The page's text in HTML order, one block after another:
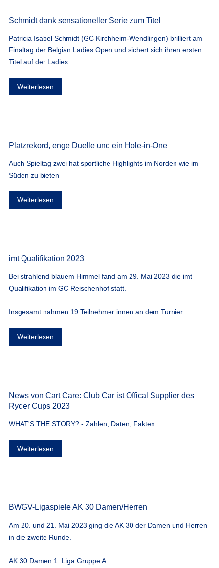
Schmidt dank sensationeller Serie zum Titel
Patricia Isabel Schmidt (GC Kirchheim-Wendlingen) brilliert am
Finaltag der Belgian Ladies Open und sichert sich ihren ersten
Titel auf der Ladies…
Weiterlesen
Platzrekord, enge Duelle und ein Hole-in-One
Auch Spieltag zwei hat sportliche Highlights im Norden wie im
Süden zu bieten
Weiterlesen
imt Qualifikation 2023
Bei strahlend blauem Himmel fand am 29. Mai 2023 die imt
Qualifikation im GC Reischenhof statt.
Insgesamt nahmen 19 Teilnehmer:innen an dem Turnier…
Weiterlesen
News von Cart Care: Club Car ist Offical Supplier des
Ryder Cups 2023
WHAT'S THE STORY? - Zahlen, Daten, Fakten
Weiterlesen
BWGV-Ligaspiele AK 30 Damen/Herren
Am 20. und 21. Mai 2023 ging die AK 30 der Damen und Herren
in die zweite Runde.
AK 30 Damen 1. Liga Gruppe A